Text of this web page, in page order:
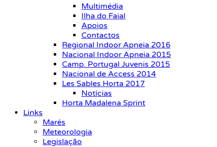
Multimédia
Ilha do Faial
Apoios
Contactos
Regional Indoor Apneia 2016
Nacional Indoor Apneia 2015
Camp. Portugal Juvenis 2015
Nacional de Access 2014
Les Sables Horta 2017
Notícias
Horta Madalena Sprint
Links
Marés
Meteorologia
Legislação